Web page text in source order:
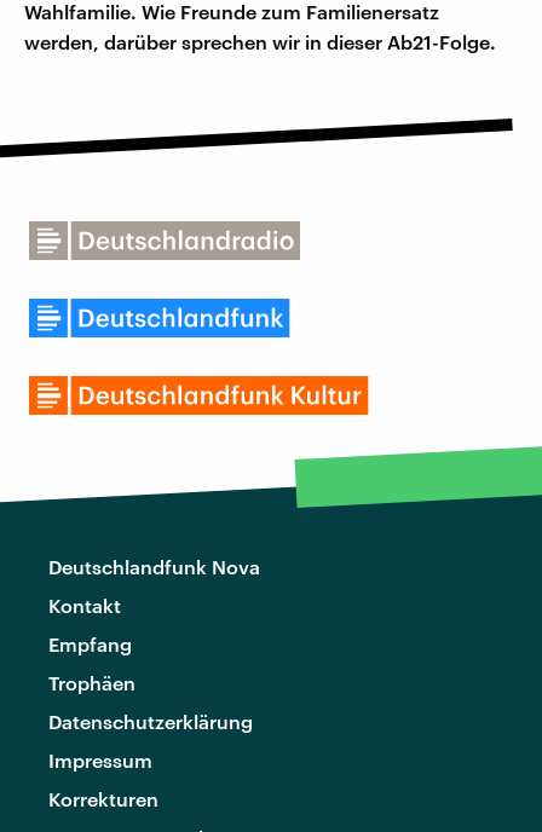
Wahlfamilie. Wie Freunde zum Familienersatz
werden, darüber sprechen wir in dieser Ab21-Folge.
Deutschlandfunk Nova
Kontakt
Empfang
Trophäen
Datenschutzerklärung
Impressum
Korrekturen